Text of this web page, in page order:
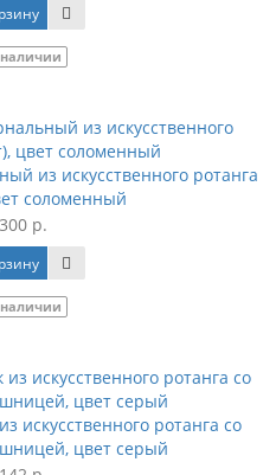
из искусственного ротанга
соломенный
р.
искусственного ротанга со
цвет серый